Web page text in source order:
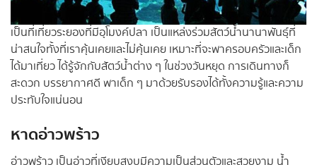
เป็นที่เที่ยวระยองที่มีอุโมงค์ปลา เป็นแหล่งร่วมสัตว์น้ำนานาพันธุ์ที่
น่าสนใจทั้งที่เราคุ้นเคยและไม่คุ้นเคย เหมาะที่จะพาครอบครัวและเด็ก
ได้มาเที่ยว ได้รู้จักกับสัตว์น้ำต่าง ๆ ในช่วงวันหยุด การเดินทางก็
สะดวก บรรยากาศดี พาเด็ก ๆ มาด้วยรับรองได้ทั้งความรู้และความ
ประทับใจแน่นอน
หาดอ่าวพร้าว
อ่าวพร้าว เป็นอ่าวที่เงียบสงบมีความเป็นส่วนตัวและสวยงาม น้ำ